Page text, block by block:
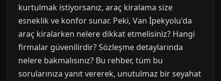
kurtulmak istiyorsanız, araç kiralama size
esneklik ve konfor sunar. Peki, Van İpekyolu'da
araç kiralarken nelere dikkat etmelisiniz? Hangi
firmalar güvenilirdir? Sözleşme detaylarında
nelere bakmalısınız? Bu rehber, tüm bu
sorularınıza yanıt vererek, unutulmaz bir seyahat